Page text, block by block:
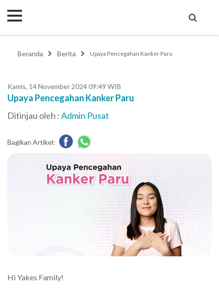
Beranda Berita Upaya Pencegahan Kanker Paru
Kamis, 14 November 2024 09:49 WIB
Upaya Pencegahan Kanker Paru
Ditinjau oleh :Admin Pusat
Bagikan Artikel:
Hi Yakes Family!